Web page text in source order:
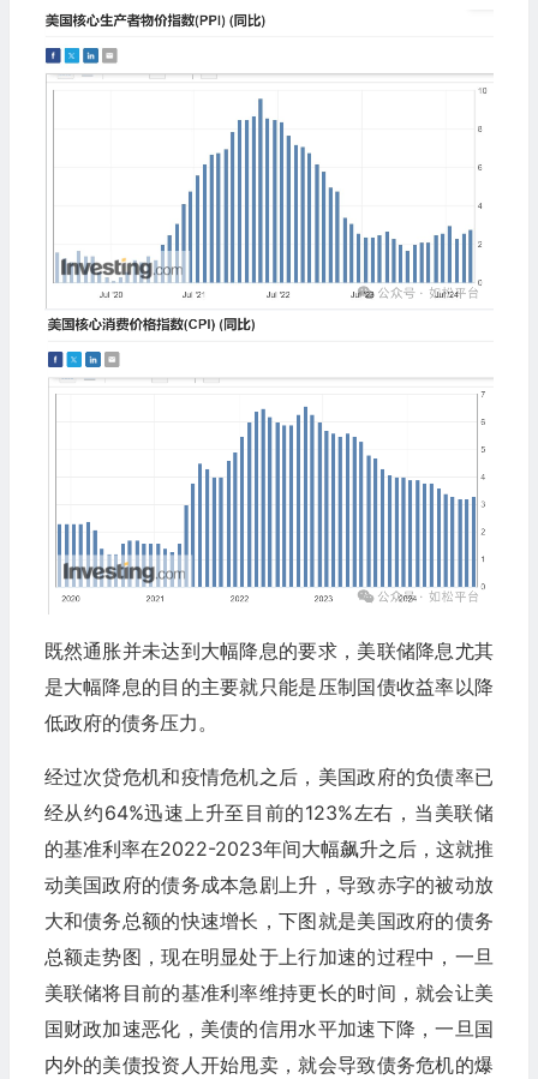
既然通胀并未达到大幅降息的要求，美联储降息尤其
是大幅降息的目的主要就只能是压制国债收益率以降
低政府的债务压力。
经过次贷危机和疫情危机之后，美国政府的负债率已
经从约64%迅速上升至目前的123%左右，当美联储
的基准利率在2022-2023年间大幅飙升之后，这就推
动美国政府的债务成本急剧上升，导致赤字的被动放
大和债务总额的快速增长，下图就是美国政府的债务
总额走势图，现在明显处于上行加速的过程中，一旦
美联储将目前的基准利率维持更长的时间，就会让美
国财政加速恶化，美债的信用水平加速下降，一旦国
内外的美债投资人开始甩卖，就会导致债务危机的爆